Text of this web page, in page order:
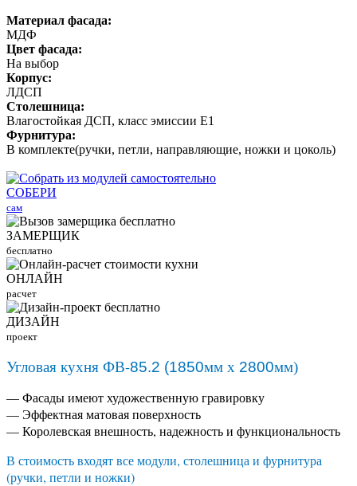
Материал фасада:
МДФ
Цвет фасада:
На выбор
Корпус:
ЛДСП
Столешница:
Влагостойкая ДСП, класс эмиссии Е1
Фурнитура:
В комплекте(ручки, петли, направляющие, ножки и цоколь)
СОБЕРИ
сам
ЗАМЕРЩИК
бесплатно
ОНЛАЙН
расчет
ДИЗАЙН
проект
Угловая кухня ФВ-85.2 (1850мм х 2800мм)
— Фасады имеют художественную гравировку
— Эффектная матовая поверхность
— Королевская внешность, надежность и функциональность
В стоимость входят все модули, столешница и фурнитура
(ручки, петли и ножки)